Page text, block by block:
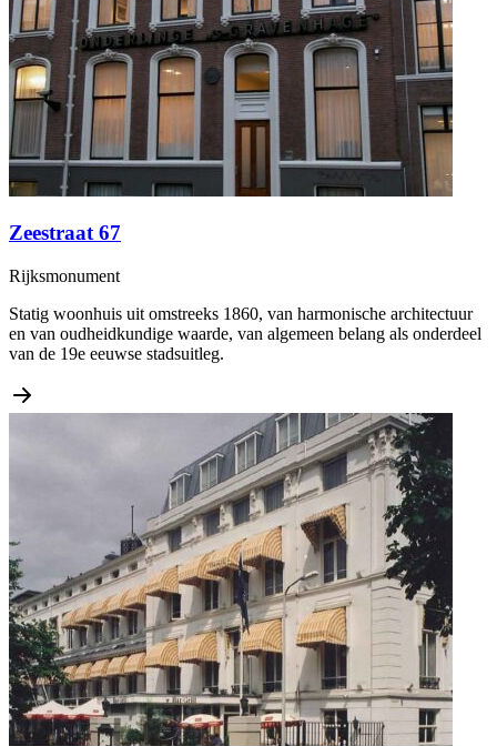
Zeestraat 67
Rijksmonument
Statig woonhuis uit omstreeks 1860, van harmonische architectuur
en van oudheidkundige waarde, van algemeen belang als onderdeel
van de 19e eeuwse stadsuitleg.